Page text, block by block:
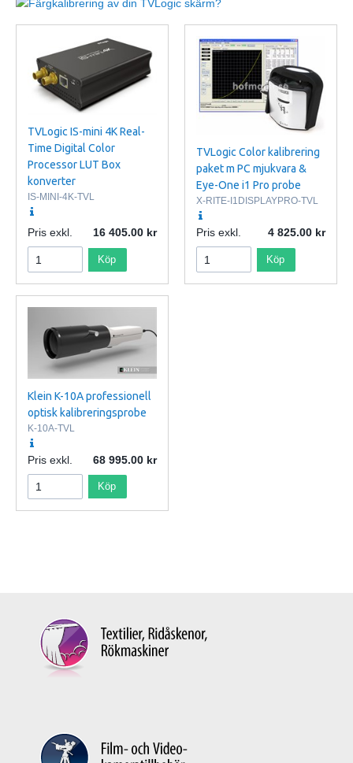
TVLogic IS-mini 4K Real-
Time Digital Color
Processor LUT Box
konverter
IS-MINI-4K-TVL
Pris exkl. 16 405.00
Köp
TVLogic Color kalibrering
paket m PC mjukvara &
Eye-One i1 Pro probe
X-RITE-I1DISPLAYPRO-TVL
Pris exkl. 4 825.00
Köp
Klein K-10A professionell
optisk kalibreringsprobe
K-10A-TVL
Pris exkl. 68 995.00
Köp